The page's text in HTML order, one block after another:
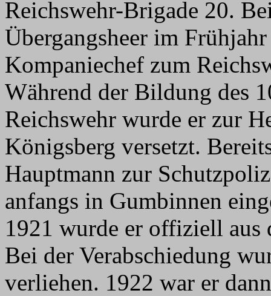
Reichswehr-Brigade 20.
Übergangsheer im
Kompaniechef zum
Während der Bildung des
Reichswehr wurde er zur
Königsberg versetzt.
Hauptmann zur
anfangs in Gumbinnen
1921 wurde er offiziell aus
Bei der Verabschiedung
verliehen. 1922 war er